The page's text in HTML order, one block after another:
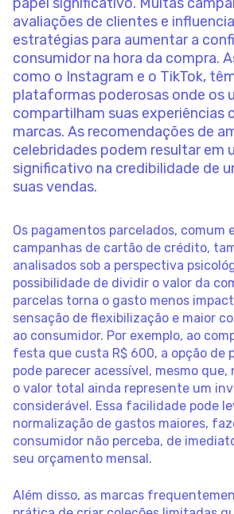
avaliações de clientes e
estratégias para aumentar a
consumidor na hora da compra.
como o Instagram e o TikTok,
plataformas poderosas onde os
compartilham suas experiências
marcas. As recomendações de
celebridades podem resultar em
significativo na credibilidade de
suas vendas.
Os pagamentos parcelados, comum
campanhas de cartão de crédito,
analisados sob a perspectiva
possibilidade de dividir o valor da
parcelas torna o gasto menos
sensação de flexibilização e maior
ao consumidor. Por exemplo, ao
festa que custa R$ 600, a opção de
pode parecer acessível, mesmo que,
o valor total ainda represente um
considerável. Essa facilidade pode
normalização de gastos maiores,
consumidor não perceba, de
seu orçamento mensal.
Além disso, as marcas